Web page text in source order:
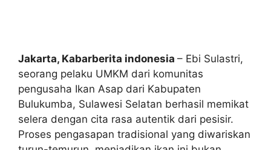
Jakarta, Kabarberita indonesia – Ebi Sulastri,
seorang pelaku UMKM dari komunitas
pengusaha Ikan Asap dari Kabupaten
Bulukumba, Sulawesi Selatan berhasil memikat
selera dengan cita rasa autentik dari pesisir.
Proses pengasapan tradisional yang diwariskan